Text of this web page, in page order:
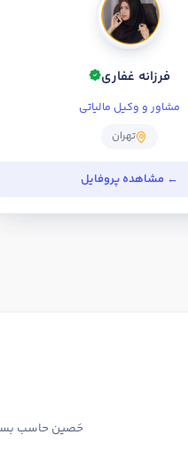
فرزانه غفاری
مشاور و وکیل مالیاتی
تهران
حَصین حاسب